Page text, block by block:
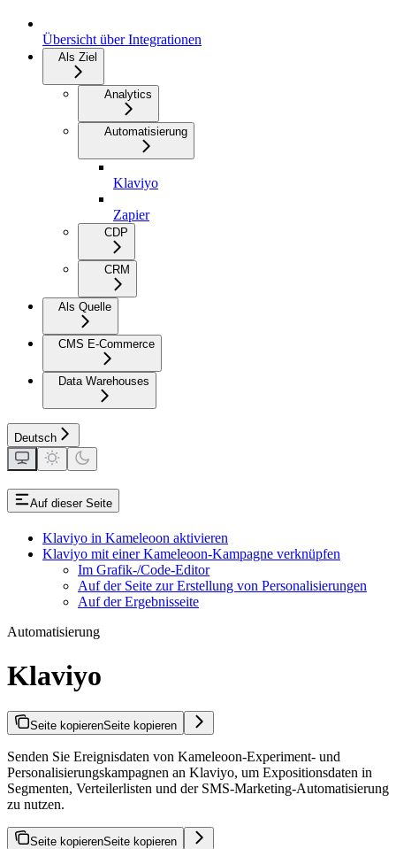
Übersicht über Integrationen
Als Ziel
Analytics
Automatisierung
Klaviyo
Zapier
CDP
CRM
Als Quelle
CMS E-Commerce
Data Warehouses
Deutsch
Auf dieser Seite
Klaviyo in Kameleoon aktivieren
Klaviyo mit einer Kameleoon-Kampagne verknüpfen
Im Grafik-/Code-Editor
Auf der Seite zur Erstellung von Personalisierungen
Auf der Ergebnisseite
Automatisierung
Klaviyo
Seite kopierenSeite kopieren
Senden Sie Ereignisdaten von Kameleoon-Experiment- und
Personalisierungskampagnen an Klaviyo, um Expositionsdaten in
Segmenten, Verteilerlisten und der SMS-Marketing-Automatisierung
zu nutzen.
Seite kopierenSeite kopieren